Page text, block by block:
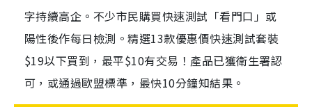
字持續高企。不少市民購買快速測試「看門口」或
陽性後作每日檢測。精選13款優惠價快速測試套裝
$19以下買到，最平$10有交易！產品已獲衛生署認
可，或通過歐盟標準，最快10分鐘知結果。